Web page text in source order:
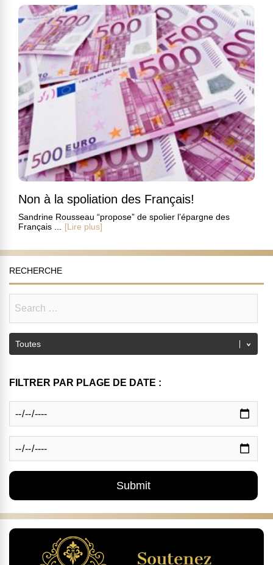
Non à la spoliation des Français!
Sandrine Rousseau “propose” de spolier l’épargne des
Français ...
[Lire plus]
RECHERCHE
FILTRER PAR PLAGE DE DATE :